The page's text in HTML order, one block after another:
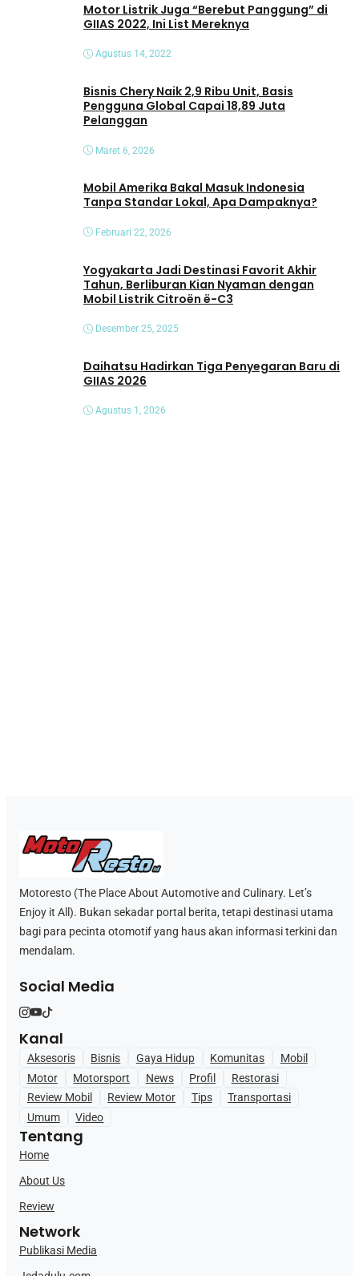
Motor Listrik Juga “Berebut Panggung” di
GIIAS 2022, Ini List Mereknya
Agustus 14, 2022
Bisnis Chery Naik 2,9 Ribu Unit, Basis
Pengguna Global Capai 18,89 Juta
Pelanggan
Maret 6, 2026
Mobil Amerika Bakal Masuk Indonesia
Tanpa Standar Lokal, Apa Dampaknya?
Februari 22, 2026
Yogyakarta Jadi Destinasi Favorit Akhir
Tahun, Berliburan Kian Nyaman dengan
Mobil Listrik Citroën ë-C3
Desember 25, 2025
Daihatsu Hadirkan Tiga Penyegaran Baru di
GIIAS 2026
Agustus 1, 2026
Motoresto (The Place About Automotive and Culinary. Let’s
Enjoy it All). Bukan sekadar portal berita, tetapi destinasi utama
bagi para pecinta otomotif yang haus akan informasi terkini dan
mendalam.
Social Media
Kanal
Aksesoris Bisnis Gaya Hidup Komunitas
Mobil
Motor
Motorsport News Profil
Restorasi
Review Mobil
Review Motor Tips
Transportasi
Umum
Video
Tentang
Home
About Us
Review
Network
Publikasi Media